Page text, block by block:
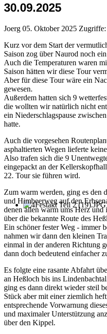
30.09.2025
Joerg 05. Oktober 2025
Kurz vor dem Start der
Saison zog über Naurod noch
Auch die Temperaturen waren
Saison hätten wir diese Tour
Aber für diese Tour wäre ein
gewesen.
Außerdem hatten sich 9
die wollten wir natürlich nicht
ein Niederschlagspause
hatte.
Auch die vorgesehen
asphaltierten Wegen lieferte
Also trafen sich die 9
eingepackt an der
22. Tour sie führen wird.
Zum warm werden, ging es den
und Himbeerweg auf den
denen allen warm ums Herz
über die bekannte Route des
Ein schöner fester Weg - immer
nahmen wir dann den kleinen
einmal in der anderen Richtung
dann doch bedeutend einfacher
Es folgte eine rasante Abfahrt
an Heßloch bis ins
ging es dann direkt wieder steil
Stück aber mit einer ziemlich
entsprechende Vorwarnung
und maximaler Unterstützung
über den Kippel.